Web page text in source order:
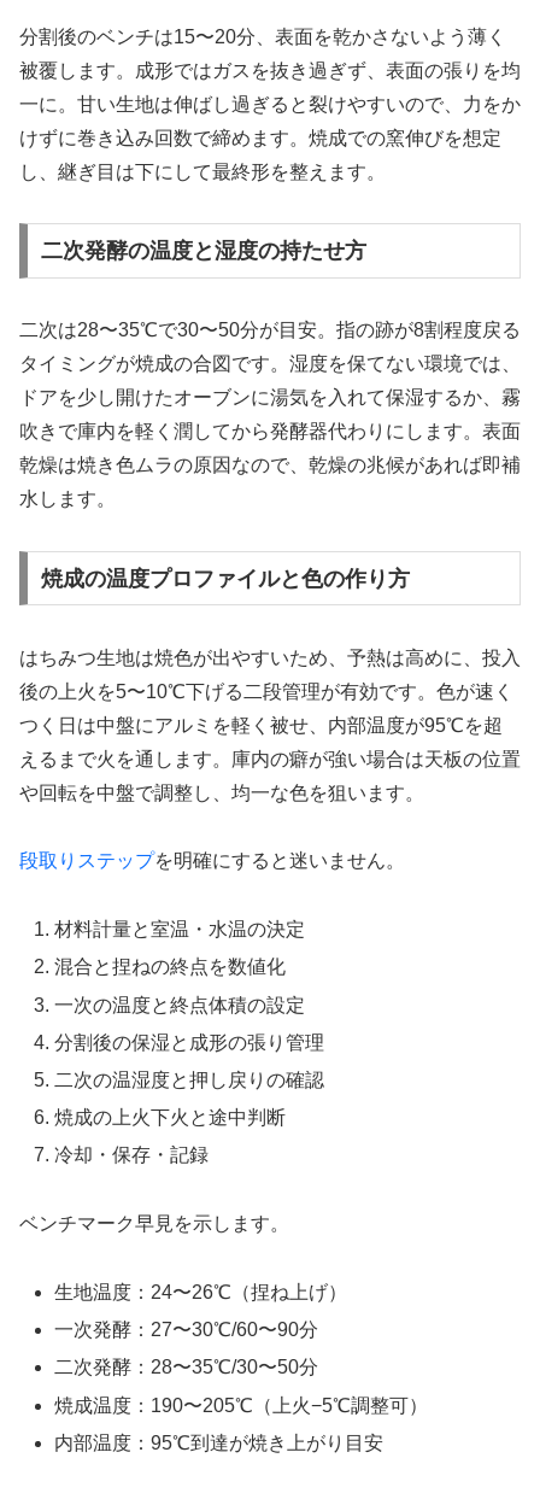
分割後のベンチは15〜20分、表面を乾かさないよう薄く
被覆します。成形ではガスを抜き過ぎず、表面の張りを均
一に。甘い生地は伸ばし過ぎると裂けやすいので、力をか
けずに巻き込み回数で締めます。焼成での窯伸びを想定
し、継ぎ目は下にして最終形を整えます。
二次発酵の温度と湿度の持たせ方
二次は28〜35℃で30〜50分が目安。指の跡が8割程度戻る
タイミングが焼成の合図です。湿度を保てない環境では、
ドアを少し開けたオーブンに湯気を入れて保湿するか、霧
吹きで庫内を軽く潤してから発酵器代わりにします。表面
乾燥は焼き色ムラの原因なので、乾燥の兆候があれば即補
水します。
焼成の温度プロファイルと色の作り方
はちみつ生地は焼色が出やすいため、予熱は高めに、投入
後の上火を5〜10℃下げる二段管理が有効です。色が速く
つく日は中盤にアルミを軽く被せ、内部温度が95℃を超
えるまで火を通します。庫内の癖が強い場合は天板の位置
や回転を中盤で調整し、均一な色を狙います。
段取りステップを明確にすると迷いません。
材料計量と室温・水温の決定
混合と捏ねの終点を数値化
一次の温度と終点体積の設定
分割後の保湿と成形の張り管理
二次の温湿度と押し戻りの確認
焼成の上火下火と途中判断
冷却・保存・記録
ベンチマーク早見を示します。
生地温度：24〜26℃（捏ね上げ）
一次発酵：27〜30℃/60〜90分
二次発酵：28〜35℃/30〜50分
焼成温度：190〜205℃（上火−5℃調整可）
内部温度：95℃到達が焼き上がり目安